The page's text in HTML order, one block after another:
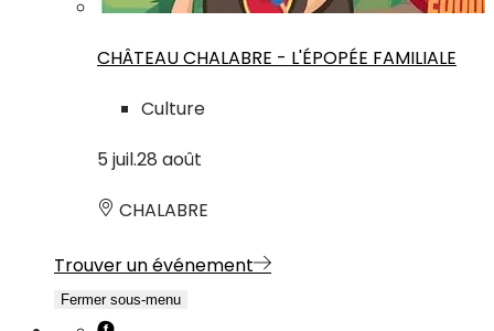
CHÂTEAU CHALABRE - L'ÉPOPÉE FAMILIALE
Culture
5 juil.28 août
CHALABRE
Trouver un événement
Fermer sous-menu